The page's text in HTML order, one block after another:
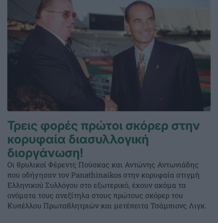
Τρεις φορές πρώτοι σκόρερ στην
κορυφαία διασυλλογική
διοργάνωση!
Οι θρυλικοί Φέρεντς Πούσκας και Αντώνης Αντωνιάδης
που οδήγησαν τον Panathinaikos στην κορυφαία στιγμή
Ελληνικού Συλλόγου στο εξωτερικό, έχουν ακόμα τα
ονόματα τους ανεξίτηλα στους πρώτους σκόρερ του
Κυπέλλου Πρωταθλητριών και μετέπειτα Τσάμπιονς Λιγκ.